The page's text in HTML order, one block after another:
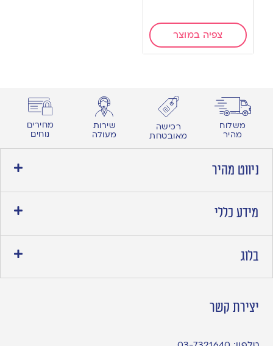
צפיה במוצר
משלוח
מהיר
רכישה
מאובטחת
שירות
מעולה
מחירים
נוחים
ניווט מהיר
מידע כללי
בלוג
יצירת קשר